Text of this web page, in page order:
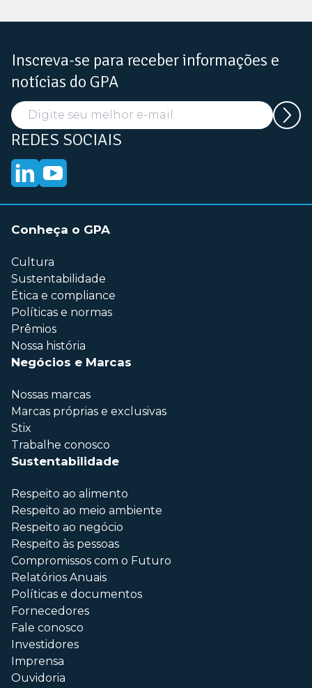
Inscreva-se para receber informações e
notícias do GPA
REDES SOCIAIS
Conheça o GPA
Cultura
Sustentabilidade
Ética e compliance
Políticas e normas
Prêmios
Nossa história
Negócios e Marcas
Nossas marcas
Marcas próprias e exclusivas
Stix
Trabalhe conosco
Sustentabilidade
Respeito ao alimento
Respeito ao meio ambiente
Respeito ao negócio
Respeito às pessoas
Compromissos com o Futuro
Relatórios Anuais
Políticas e documentos
Fornecedores
Fale conosco
Investidores
Imprensa
Ouvidoria